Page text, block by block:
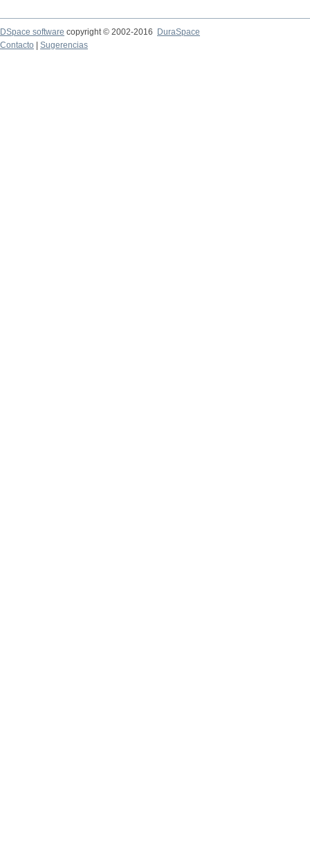
DSpace software copyright © 2002-2016
DuraSpace
Contacto
Sugerencias